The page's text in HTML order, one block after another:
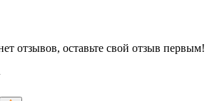
отзывов, оставьте свой отзыв первым!